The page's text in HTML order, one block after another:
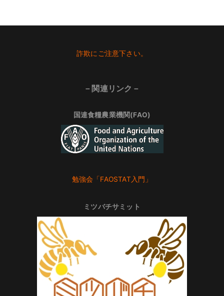
詐欺にご注意下さい。
－関連リンク－
国連食糧農業機関(FAO)
勉強会「FAOSTAT入門」
ミツバチサミット